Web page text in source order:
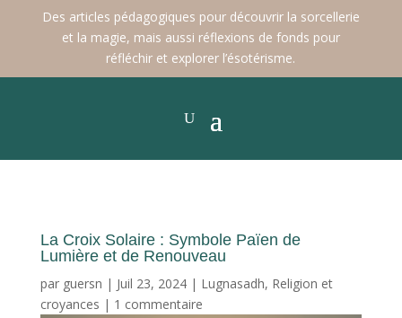
Des articles pédagogiques pour découvrir la sorcellerie
et la magie, mais aussi réflexions de fonds pour
réfléchir et explorer l’ésotérisme.
La Croix Solaire : Symbole Païen de
Lumière et de Renouveau
par guersn | Juil 23, 2024| Lugnasadh, Religion et
croyances | 1 commentaire